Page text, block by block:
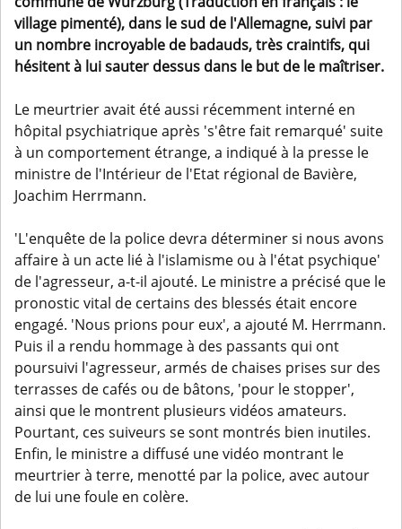
village pimenté), dans le sud de l'Allemagne, suivi par
un nombre incroyable de badauds, très craintifs, qui
hésitent à lui sauter dessus dans le but de le maîtriser.
Le meurtrier avait été aussi récemment interné en
hôpital psychiatrique après 's'être fait remarqué' suite
à un comportement étrange, a indiqué à la presse le
ministre de l'Intérieur de l'Etat régional de Bavière,
Joachim Herrmann.
'L'enquête de la police devra déterminer si nous avons
affaire à un acte lié à l'islamisme ou à l'état psychique'
de l'agresseur, a-t-il ajouté. Le ministre a précisé que le
pronostic vital de certains des blessés était encore
engagé. 'Nous prions pour eux', a ajouté M. Herrmann.
Puis il a rendu hommage à des passants qui ont
poursuivi l'agresseur, armés de chaises prises sur des
terrasses de cafés ou de bâtons, 'pour le stopper',
ainsi que le montrent plusieurs vidéos amateurs.
Pourtant, ces suiveurs se sont montrés bien inutiles.
Enfin, le ministre a diffusé une vidéo montrant le
meurtrier à terre, menotté par la police, avec autour
de lui une foule en colère.